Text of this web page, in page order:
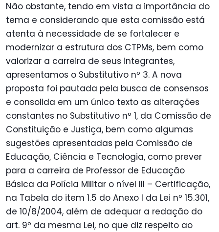
Não obstante, tendo em vista a importância do
tema e considerando que esta comissão está
atenta à necessidade de se fortalecer e
modernizar a estrutura dos CTPMs, bem como
valorizar a carreira de seus integrantes,
apresentamos o Substitutivo nº 3. A nova
proposta foi pautada pela busca de consensos
e consolida em um único texto as alterações
constantes no Substitutivo nº 1, da Comissão de
Constituição e Justiça, bem como algumas
sugestões apresentadas pela Comissão de
Educação, Ciência e Tecnologia, como prever
para a carreira de Professor de Educação
Básica da Polícia Militar o nível III – Certificação,
na Tabela do item 1.5 do Anexo I da Lei nº 15.301,
de 10/8/2004, além de adequar a redação do
art. 9º da mesma Lei, no que diz respeito ao